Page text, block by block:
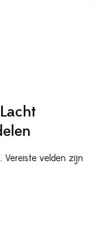
Vereiste velden zijn